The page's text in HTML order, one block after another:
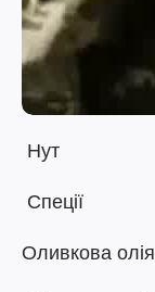
Нут
Спеції
Оливкова олія